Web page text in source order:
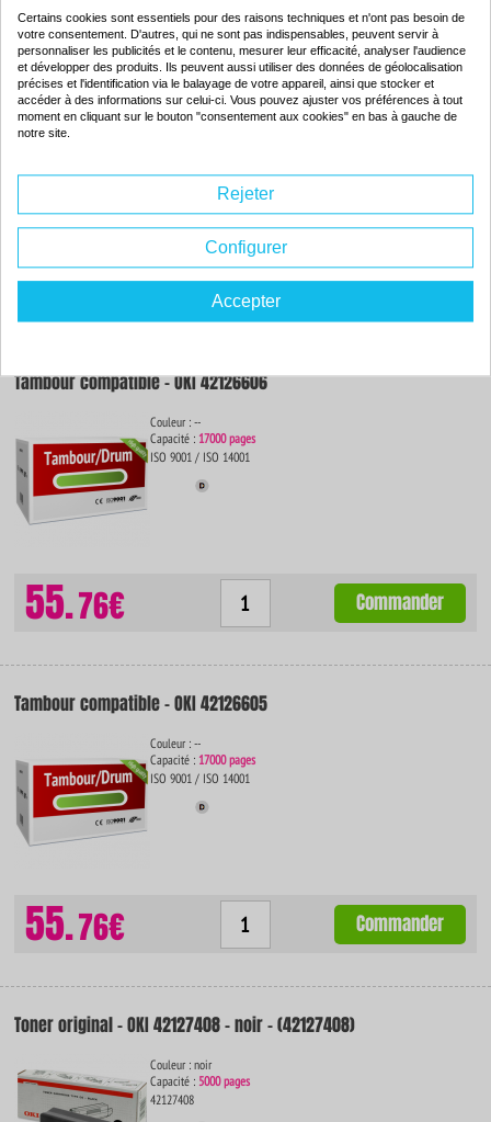
Tambour compatible - OKI 42126607
Couleur : --
Capacité :17000 pages
55.76€ Commander
Tambour compatible - OKI 42126606
Couleur : --
Capacité : 17000 pages
ISO 9001 / ISO 14001
55.76€ Commander
Tambour compatible - OKI 42126605
Couleur : --
Capacité : 17000 pages
ISO 9001 / ISO 14001
55.76€ Commander
Toner original - OKI 42127408 - noir - (42127408)
Couleur : noir
Capacité :5000 pages
42127408
Certains cookies sont essentiels pour des raisons techniques et n'ont pas besoin de
votre consentement. D'autres, qui ne sont pas indispensables, peuvent servir à
personnaliser les publicités et le contenu, mesurer leur efficacité, analyser l'audience
et développer des produits. Ils peuvent aussi utiliser des données de géolocalisation
précises et l'identification via le balayage de votre appareil, ainsi que stocker et
accéder à des informations sur celui-ci. Vous pouvez ajuster vos préférences à tout
moment en cliquant sur le bouton "consentement aux cookies" en bas à gauche de
notre site.
Rejeter
Configurer
Accepter